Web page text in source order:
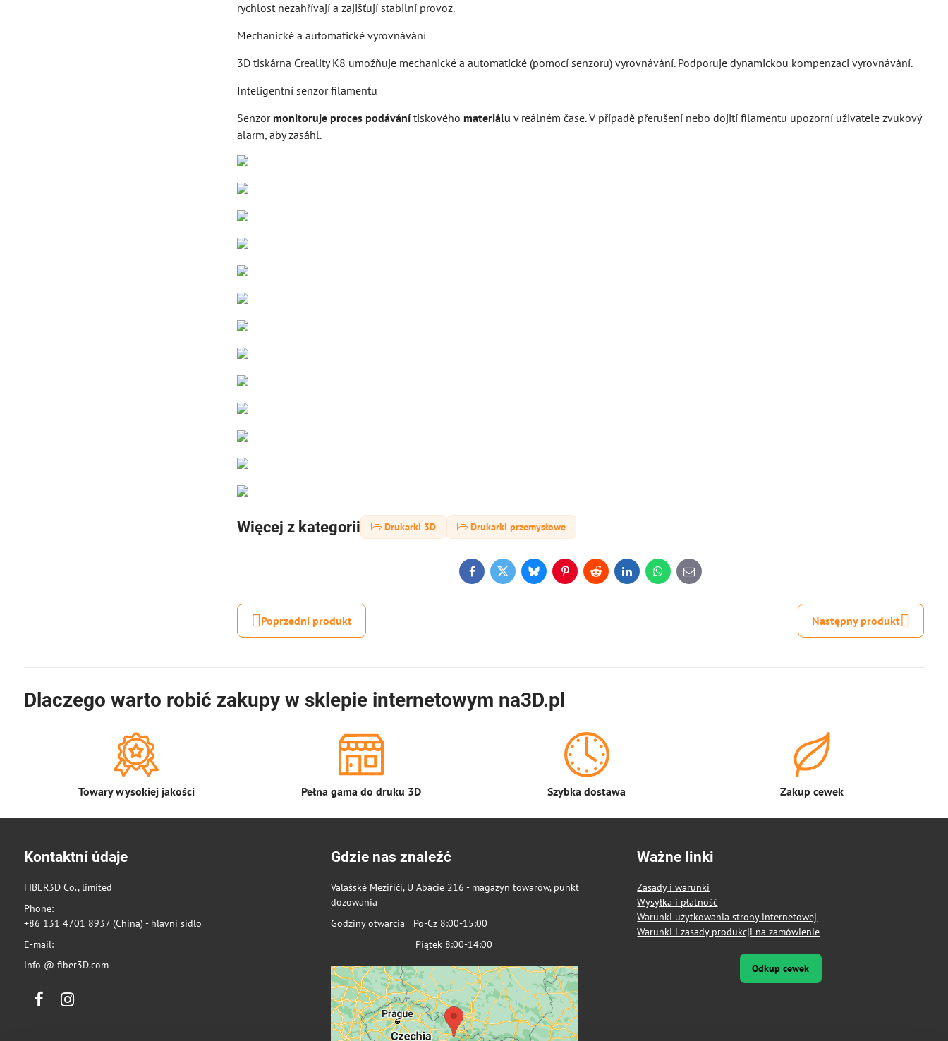
rychlost nezahřívají a zajišťují stabilní provoz.
Mechanické a automatické vyrovnávání
3D tiskárna Creality K8 umožňuje mechanické a automatické (pomocí senzoru) vyrovnávání. Podporuje dynamickou kompenzaci vyrovnávání.
Inteligentní senzor filamentu
Senzor monitoruje proces podávání tiskového materiálu v reálném čase. V případě přerušení nebo dojití filamentu upozorní uživatele zvukový
alarm, aby zasáhl.
Więcej z kategorii Drukarki 3D Drukarki przemysłowe
FacebookTwitterBlueskyPinterestRedditLinkedInWhatsApp
E-
mail
Poprzedni produkt Następny produkt
Dlaczego warto robić zakupy w sklepie internetowym na3D.pl
Towary wysokiej jakości Pełna gama do druku 3D Szybka dostawa Zakup cewek
Kontaktní údaje
FIBER3D Co., limited
Phone:
+86 131 4701 8937 (China) - hlavní sídlo
E-mail:
info @ fiber3D.com
FacebookInstagram
Gdzie nas znaleźć
Valašské Meziříčí, U Abácie 216 - magazyn towarów, punkt
dozowania
Godziny otwarcia Po-Cz 8:00-15:00
Piątek 8:00-14:00
Ważne linki
Zasady i warunki
Wysyłka i płatność
Warunki użytkowania strony internetowej
Warunki i zasady produkcji na zamówienie
Odkup cewek